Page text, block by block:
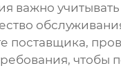
важно учитывать
поставщика,
чтобы